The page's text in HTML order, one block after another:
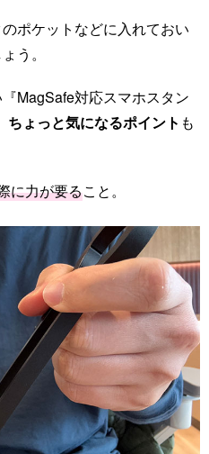
ポケットなどに入れておい
う。
MagSafe対応スマホスタン
ちょっと気になるポイント も
に力が要ること。